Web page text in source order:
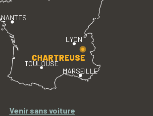
LYON
TOULOUSE
MARSEILLE
NANTES
CHARTREUSE
Venir sans voiture